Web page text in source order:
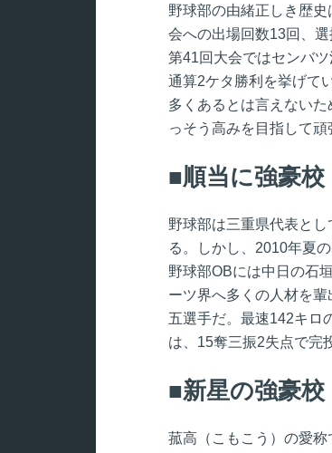
野球部の由緒正しき歴
会への出場回数13回、
第41回大会ではセンバ
通算2ケタ勝利を挙げて
多くあるとは言えない
っそう高みを目指して頑
順当に強豪
野球部は三重県代表と
る。しかし、2010年夏
野球部OBには中日の石
ーツ界へ多くの人材を
五選手だ。最速142キロ
は、15奪三振2失点で完
新星の強豪
菰高（こもこう）の愛